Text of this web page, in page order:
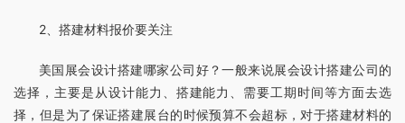
2、搭建材料报价要关注
美国展会设计搭建哪家公司好？一般来说展会设计搭建公司的
选择，主要是从设计能力、搭建能力、需要工期时间等方面去选
择，但是为了保证搭建展台的时候预算不会超标，对于搭建材料的